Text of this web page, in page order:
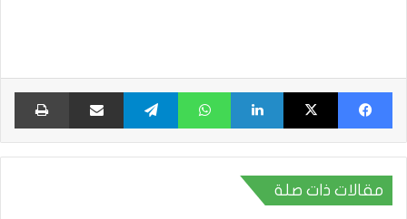
فيسبوك X لينكدإن واتساب تيلقرام مشاركة عبر البريد
مقالات ذات صلة